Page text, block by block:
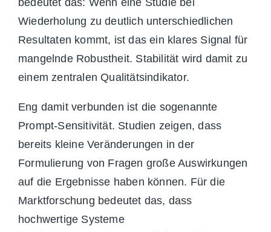
Wiederholung zu deutlich unterschiedlichen
Resultaten kommt, ist das ein klares Signal für
mangelnde Robustheit. Stabilität wird damit zu
einem zentralen Qualitätsindikator.
Eng damit verbunden ist die sogenannte
Prompt-Sensitivität. Studien zeigen, dass
bereits kleine Veränderungen in der
Formulierung von Fragen große Auswirkungen
auf die Ergebnisse haben können. Für die
Marktforschung bedeutet das, dass
hochwertige Systeme